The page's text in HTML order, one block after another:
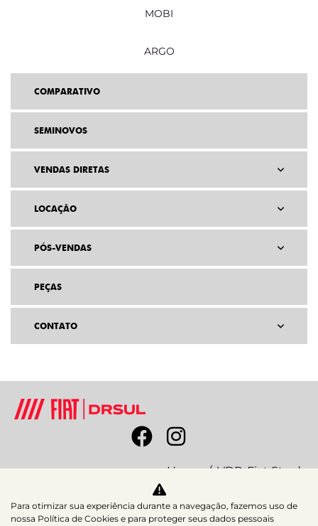
MOBI
ARGO
COMPARATIVO
SEMINOVOS
VENDAS DIRETAS
LOCAÇÃO
PÓS-VENDAS
PEÇAS
CONTATO
Home VDP: Fiat Strada
Desacelere. Seu bem maior é a vida.
Para otimizar sua experiência durante a navegação, fazemos uso de
nossa Política de Cookies e para proteger seus dados pessoais